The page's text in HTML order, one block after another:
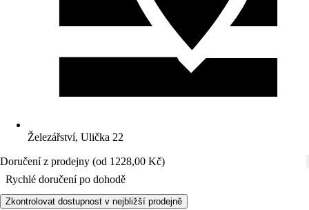
Železářství, Ulička 22
Doručení z prodejny (od 1228,00 Kč)
Rychlé doručení po dohodě
Zkontrolovat dostupnost v nejbližší prodejně